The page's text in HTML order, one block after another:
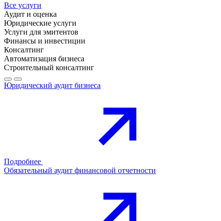
Все услуги
Аудит и оценка
Юридические услуги
Услуги для эмитентов
Финансы и инвестиции
Консалтинг
Автоматизация бизнеса
Строительный консалтинг
Юридический аудит бизнеса
Подробнее
Обязательный аудит финансовой отчетности